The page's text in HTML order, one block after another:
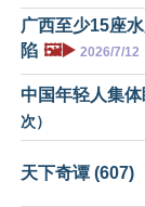
广西至少15座
陷 🖼️▶️ 2026/7/12
中国年轻人集
次）
天下奇谭 (607)